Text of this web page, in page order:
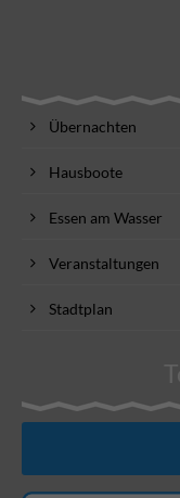
Übernachten
Hausboote
Essen am Wasser
Veranstaltungen
Stadtplan